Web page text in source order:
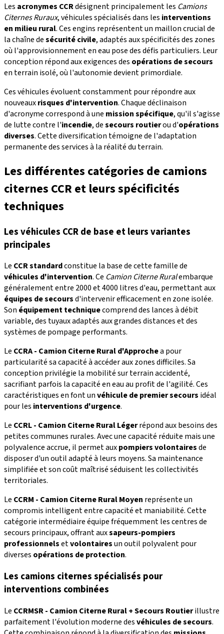
Les acronymes CCRdésignent principalement les Camions
Citernes Ruraux, véhicules spécialisés dans les interventions
en milieu rural. Ces engins représentent un maillon crucial de
la chaîne desécurité civile, adaptés aux spécificités des zones
où l'approvisionnement en eau pose des défis particuliers. Leur
conception répond aux exigences des opérations de secours
en terrain isolé, où l'autonomie devient primordiale.
Ces véhicules évoluent constamment pour répondre aux
nouveauxrisques d'intervention. Chaque déclinaison
d'acronyme correspond à une mission spécifique, qu'il s'agisse
de lutte contre l'incendie, desecours routierou d'opérations
diverses. Cette diversification témoigne de l'adaptation
permanente des services à la réalité du terrain.
Les différentes catégories de camions
citernes CCR et leurs spécificités
techniques
Les véhicules CCR de base et leurs variantes
principales
Le CCR standardconstitue la base de cette famille de
véhicules d'intervention. Ce Camion Citerne Ruralembarque
généralement entre 2000 et 4000 litres d'eau, permettant aux
équipes de secoursd'intervenir efficacement en zone isolée.
Son équipement techniquecomprend des lances à débit
variable, des tuyaux adaptés aux grandes distances et des
systèmes de pompage performants.
Le CCRA - Camion Citerne Rural d'Approchea pour
particularité sa capacité à accéder aux zones difficiles. Sa
conception privilégie la mobilité sur terrain accidenté,
sacrifiant parfois la capacité en eau au profit de l'agilité. Ces
caractéristiques en font unvéhicule de premier secours idéal
pour les interventions d'urgence.
Le CCRL - Camion Citerne Rural Légerrépond aux besoins des
petites communes rurales. Avec une capacité réduite mais une
polyvalence accrue, il permet auxpompiers volontairesde
disposer d'un outil adapté à leurs moyens. Sa maintenance
simplifiée et son coût maîtrisé séduisent les collectivités
territoriales.
Le CCRM - Camion Citerne Rural Moyen représente un
compromis intelligent entre capacité et maniabilité. Cette
catégorie intermédiaire équipe fréquemment les centres de
secours principaux, offrant auxsapeurs-pompiers
professionnelsetvolontairesun outil polyvalent pour
diverses opérations de protection.
Les camions citernes spécialisés pour
interventions combinées
Le CCRMSR - Camion Citerne Rural + Secours Routierillustre
parfaitement l'évolution moderne desvéhicules de secours.